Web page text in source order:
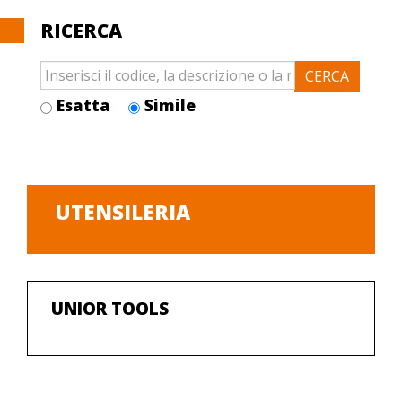
RICERCA
Esatta Simile
UTENSILERIA
UNIOR TOOLS